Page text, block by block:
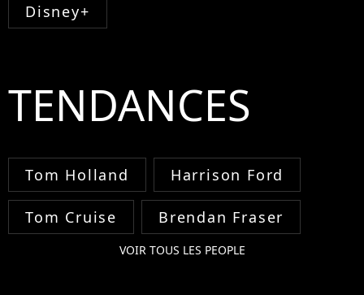
Disney+
TENDANCES
Tom Holland Harrison Ford
Tom Cruise Brendan Fraser
VOIR TOUS LES PEOPLE